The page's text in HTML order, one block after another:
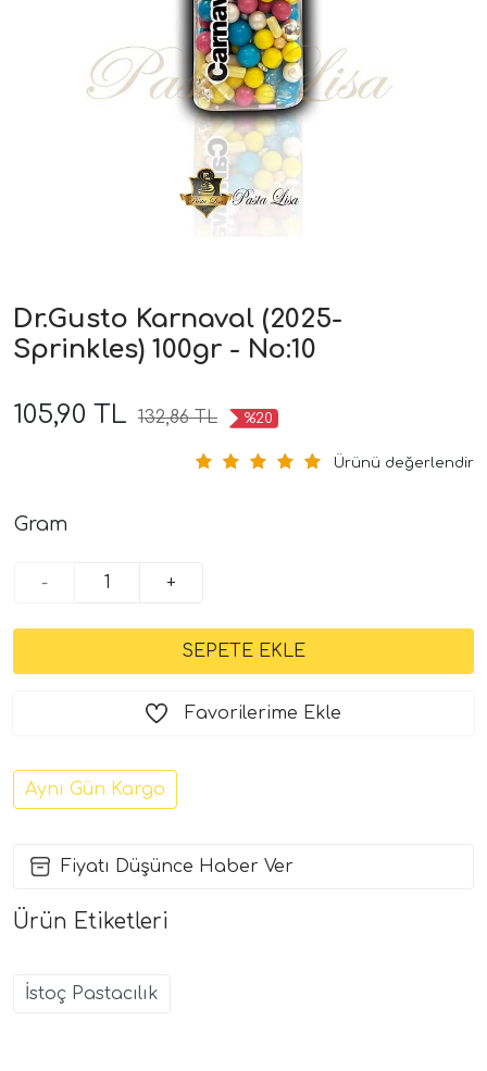
Dr.Gusto Karnaval (2025-
Sprinkles) 100gr - No:10
105,90 TL 132,86 TL %20
Ürünü değerlendir
Gram
- +
Favorilerime Ekle
Aynı Gün Kargo
Fiyatı Düşünce Haber Ver
Ürün Etiketleri
İstoç Pastacılık